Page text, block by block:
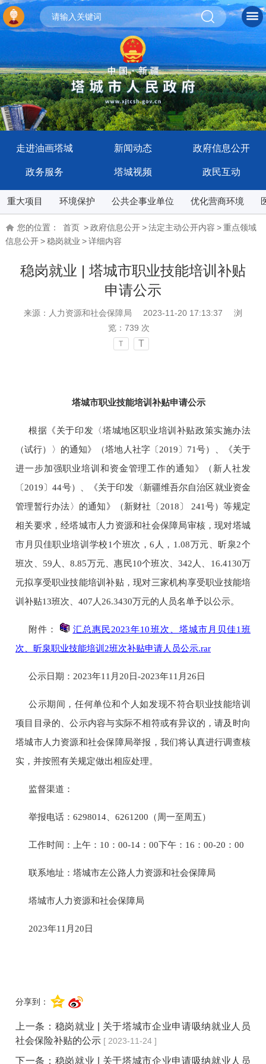
走进油画塔城 新闻动态 政府信息公开
政务服务 塔城视频 政民互动
重大项目 环境保护 公共企事业单位 优化营商环境
您的位置： 首页 >政府信息公开>法定主动公开内容 >重点领域
信息公开>稳岗就业 >详细内容
稳岗就业 | 塔城市职业技能培训补贴
申请公示
来源：人力资源和社会保障局 2023-11-20 17:13:37
浏
览： 739 次
T T
塔城市职业技能培训补贴申请公示
根据 《关于印发〈塔城地区职业培训补贴政策实施办法
（试行）〉的通知》（塔地人社字〔2019〕71号）、《关于
进一步加强职业培训和资金管理工作的通知》（新人社发
〔2019〕44号）、《关于印发〈新疆维吾尔自治区就业资金
管理暂行办法〉的通知》（新财社〔2018〕
241号）等规定
相关要求，经塔城市人力资源和社会保障局审核，现对塔城
市月贝佳职业培训学校1个班次，6人，1.08万元、昕泉2个
班次、59人、8.85万元、惠民10个班次、342人、16.4130万
元拟享受职业技能培训补贴，现对三家机构享受职业技能培
训补贴13班次、407人26.3430万元的人员名单予以公示。
附件：
汇总惠民2023年10班次、塔城市月贝佳1班
次、昕泉职业技能培训2班次补贴申请人员公示.rar
公示日期：2023年11 月 20日-2023年11 月 26日
公示期间，任何单位和个人如发现不符合职业技能培训
项目目录的、公示内容与实际不相符或有异议的，请及时向
塔城市人力资源和社会保障局举报，我们将认真进行调查核
实，并按照有关规定做出相应处理。
监督渠道：
举报电话：6298014、6261200 （ 周一至周五）
工作时间：上午：10：00-14：00下午：16：00-20：00
联系地址：塔城市左公路人力资源和社会保障局
塔城市人力资源和社会保障局
2023年11 月 20日
分享到：
上一条： 稳岗就业 | 关于塔城市企业申请吸纳就业人员
社会保险补贴的公示 [ 2023-11-24 ]
下一条： 稳岗就业 | 关于塔城市企业申请吸纳就业人员